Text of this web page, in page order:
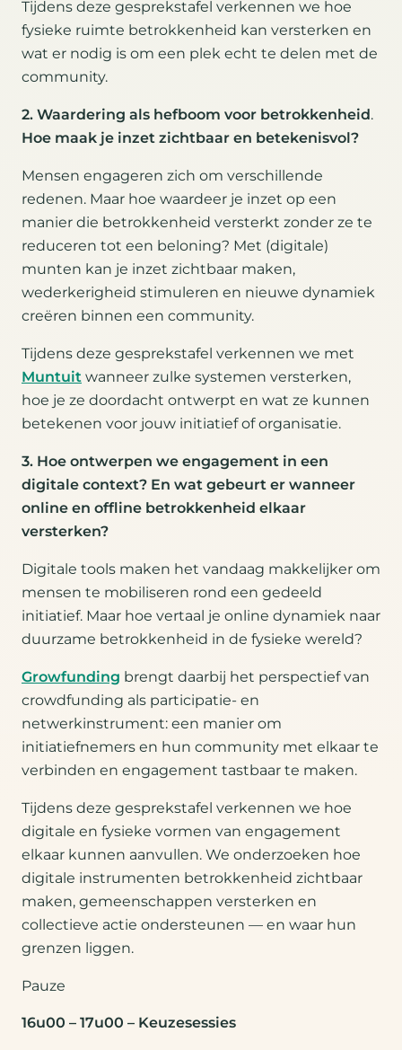
Tijdens deze gesprekstafel verkennen we hoe
fysieke ruimte betrokkenheid kan versterken en
wat er nodig is om een plek echt te delen met de
community.
2. Waardering als hefboom voor betrokkenheid.
Hoe maak je inzet zichtbaar en betekenisvol?
Mensen engageren zich om verschillende
redenen. Maar hoe waardeer je inzet op een
manier die betrokkenheid versterkt zonder ze te
reduceren tot een beloning? Met (digitale)
munten kan je inzet zichtbaar maken,
wederkerigheid stimuleren en nieuwe dynamiek
creëren binnen een community.
Tijdens deze gesprekstafel verkennen we met
Muntuit wanneer zulke systemen versterken,
hoe je ze doordacht ontwerpt en wat ze kunnen
betekenen voor jouw initiatief of organisatie.
3. Hoe ontwerpen we engagement in een
digitale context? En wat gebeurt er wanneer
online en offline betrokkenheid elkaar
versterken?
Digitale tools maken het vandaag makkelijker om
mensen te mobiliseren rond een gedeeld
initiatief. Maar hoe vertaal je online dynamiek naar
duurzame betrokkenheid in de fysieke wereld?
Growfunding brengt daarbij het perspectief van
crowdfunding als participatie- en
netwerkinstrument: een manier om
initiatiefnemers en hun community met elkaar te
verbinden en engagement tastbaar te maken.
Tijdens deze gesprekstafel verkennen we hoe
digitale en fysieke vormen van engagement
elkaar kunnen aanvullen. We onderzoeken hoe
digitale instrumenten betrokkenheid zichtbaar
maken, gemeenschappen versterken en
collectieve actie ondersteunen — en waar hun
grenzen liggen.
Pauze
16u00 – 17u00 – Keuzesessies